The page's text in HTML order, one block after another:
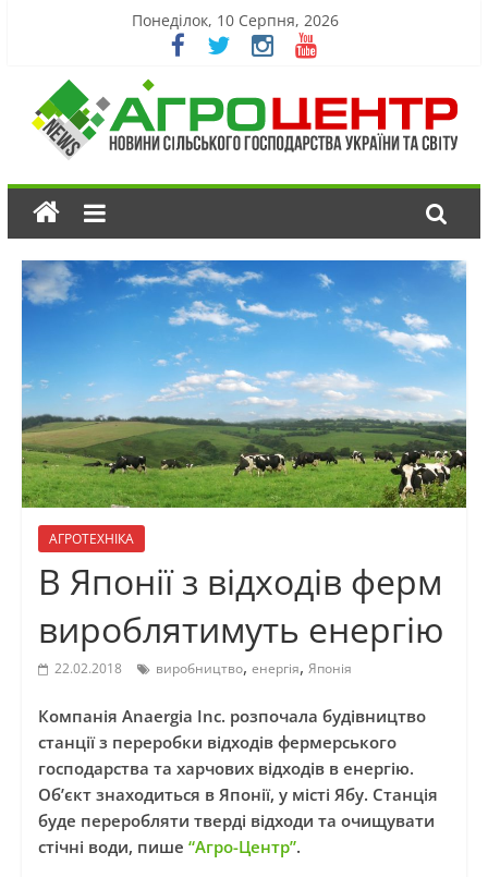
Понеділок, 10 Серпня, 2026
АГРОТЕХНІКА
В Японії з відходів ферм
вироблятимуть енергію
22.02.2018 виробництво, енергія, Японія
Компанія Anaergia Inc. розпочала будівництво
станції з переробки відходів фермерського
господарства та харчових відходів в енергію.
Об’єкт знаходиться в Японії, у місті Ябу. Станція
буде переробляти тверді відходи та очищувати
стічні води, пише “Агро-Центр”.